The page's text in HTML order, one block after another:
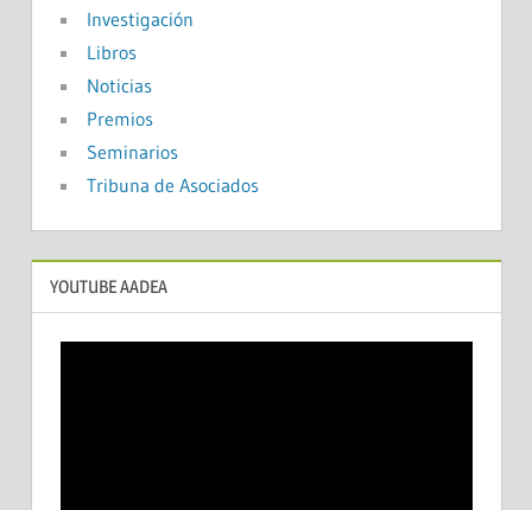
Investigación
Libros
Noticias
Premios
Seminarios
Tribuna de Asociados
YOUTUBE AADEA